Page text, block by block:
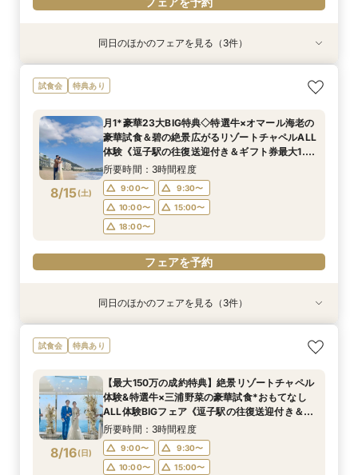
8/14
＜式場探しを始めたばかりのふたりにオススメ初
級編フェア＞来店・登録不要！オンライン結婚相
所要時間：1時間程度
11:00〜
フェアを予約
特典あり
8/14
【60分で効率よく見学】逗子駅の往復送迎付◇
会場内覧×二人に合わせてなんでも相談
10:00〜
12:00〜
14:00〜
16:00〜
18:00〜
フェアを予約
特典あり
8/14
【6名～貸切可◇少人数WD】碧の絶景と美食で
もてなすステイリゾートWD◇特選牛の絶品試食
フト券1.5万円分プレゼント》
所要時間：3時間程度
10:00〜
12:00〜
14:00〜
16:00〜
18:00〜
フェアを予約
同日のほかのフェアを見る（3件）
試食会 特典あり
8/15(土)
月1*豪華23大BIG特典◇特選牛×オマール海老の
豪華試食＆碧の絶景広がるリゾートチャペルALL
体験《逗子駅の往復送迎付き＆ギフト券最大1.5
万付》
所要時間：3時間程度
9:00〜
9:30〜
10:00〜
15:00〜
18:00〜
フェアを予約
8/15(土)
＜式場探しを始めたばかりのふたりにオススメ初
級編フェア＞来店・登録不要！オンライン結婚相
所要時間：1時間30分程度
9:00〜
フェアを予約
特典あり
8/15(土)
【90分クイック相談】まずは情報収集◎会場
ゆっくり内覧＆送迎
9:00〜
9:30〜
10:00〜
15:00〜
18:00〜
フェアを予約
特典あり
8/15(土)
【6名～貸切◎おもてなし家族婚】碧の絶景と美
食でもてなすステイリゾートWD◇特選牛の絶品
限定！ギフト券1.5万円分プレゼント》
所要時間：3時間程度
9:00〜
9:30〜
15:00〜
18:00〜
フェアを予約
同日のほかのフェアを見る（3件）
試食会 特典あり
8/16(日)
【最大150万の成約特典】絶景リゾートチャペル
体験&特選牛×三浦野菜の豪華試食*おもてなし
ALL体験BIGフェア《逗子駅の往復送迎付き＆ギ
フト券最大1.5万付》
所要時間：3時間程度
9:00〜
9:30〜
10:00〜
15:00〜